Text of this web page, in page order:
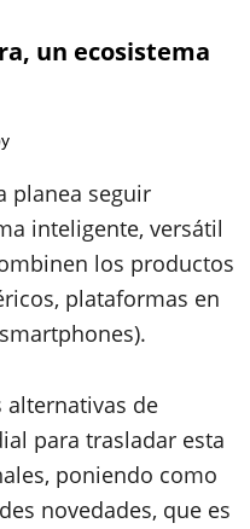
un ecosistema
planea seguir
inteligente, versátil
los productos
plataformas en
alternativas de
para trasladar esta
poniendo como
novedades, que es